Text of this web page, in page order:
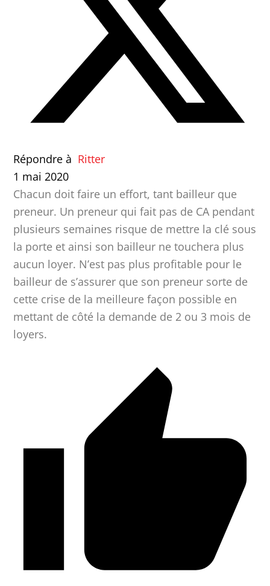
Répondre à Ritter
1 mai 2020
Chacun doit faire un effort, tant bailleur que
preneur. Un preneur qui fait pas de CA pendant
plusieurs semaines risque de mettre la clé sous
la porte et ainsi son bailleur ne touchera plus
aucun loyer. N’est pas plus profitable pour le
bailleur de s’assurer que son preneur sorte de
cette crise de la meilleure façon possible en
mettant de côté la demande de 2 ou 3 mois de
loyers.